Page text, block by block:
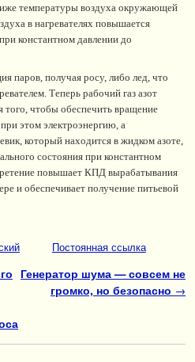
температуры воздуха окружающей
в нагревателях повышается
константном давлении до
паров, получая росу, либо лед, что
Теперь рабочий газ азот
того, чтобы обеспечить вращение
этом электроэнергию, а
который находится в жидком азоте,
состояния при константном
повышает КПД вырабатывания
и обеспечивает получение питьевой
Постоянная ссылка
Генератор шума — совсем не
громко, но безопасно →